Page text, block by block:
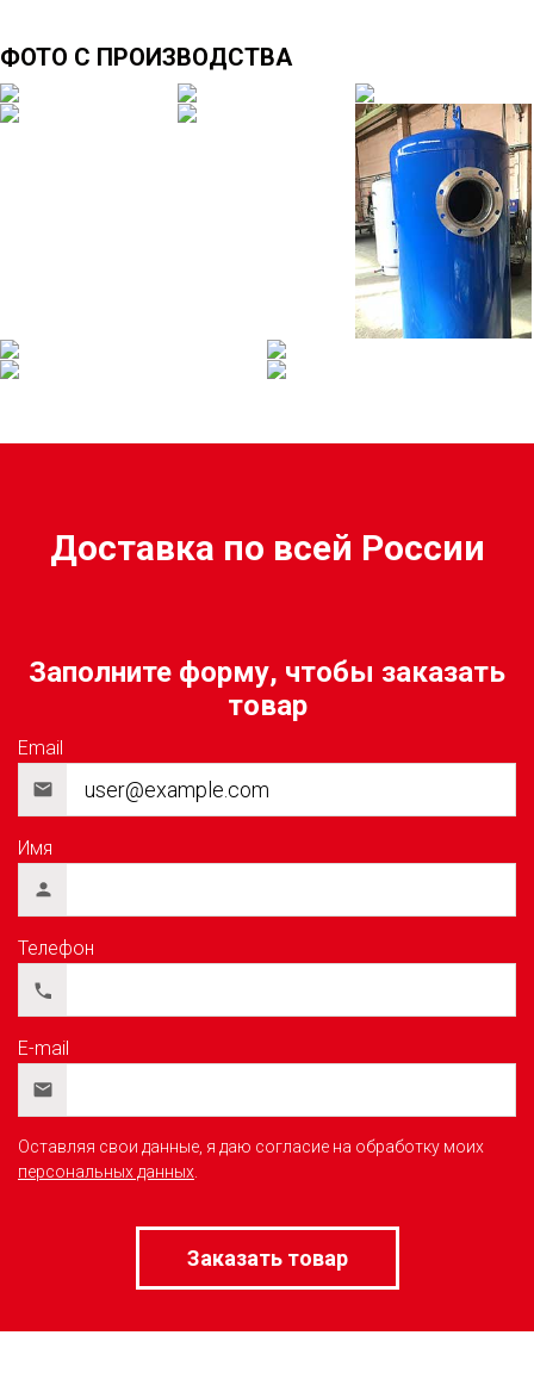
ФОТО С ПРОИЗВОДСТВА
Доставка по всей России
Заполните форму, чтобы заказать
товар
Email
Имя
Телефон
E-mail
Оставляя свои данные, я даю согласие на обработку моих
персональных данных.